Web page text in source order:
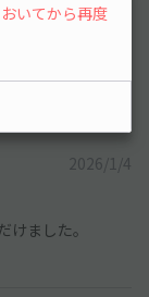
2026/1/4
ました。
いてから再度